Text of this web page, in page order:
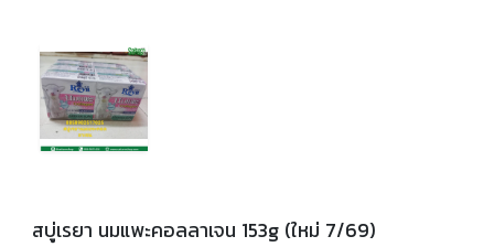
สบู่เรยา นมแพะคอลลาเจน 153g (ใหม่ 7/69)